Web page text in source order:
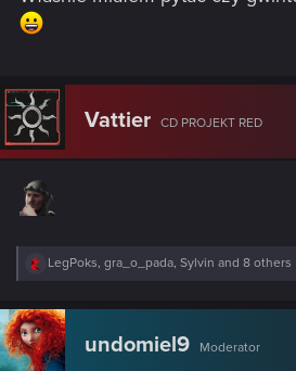
Vattier CD PROJEKT RED
R
c
t
i
o
LegPoks, gra_o_pada, Sylvin and 8 others
undomiel9 Moderator